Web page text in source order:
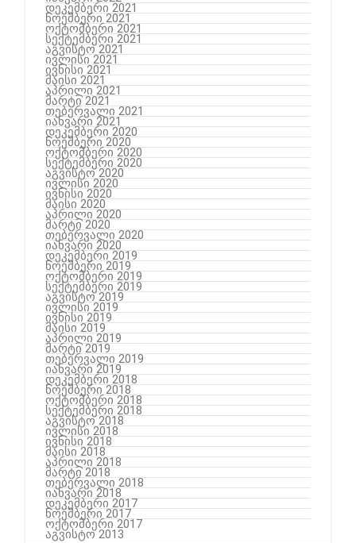
დეკემბერი 2021
ნოემბერი 2021
ოქტომბერი 2021
სექტემბერი 2021
აგვისტო 2021
ივლისი 2021
ივნისი 2021
მაისი 2021
აპრილი 2021
მარტი 2021
თებერვალი 2021
იანვარი 2021
დეკემბერი 2020
ნოემბერი 2020
ოქტომბერი 2020
სექტემბერი 2020
აგვისტო 2020
ივლისი 2020
ივნისი 2020
მაისი 2020
აპრილი 2020
მარტი 2020
თებერვალი 2020
იანვარი 2020
დეკემბერი 2019
ნოემბერი 2019
ოქტომბერი 2019
სექტემბერი 2019
აგვისტო 2019
ივლისი 2019
ივნისი 2019
მაისი 2019
აპრილი 2019
მარტი 2019
თებერვალი 2019
იანვარი 2019
დეკემბერი 2018
ნოემბერი 2018
ოქტომბერი 2018
სექტემბერი 2018
აგვისტო 2018
ივლისი 2018
ივნისი 2018
მაისი 2018
აპრილი 2018
მარტი 2018
თებერვალი 2018
იანვარი 2018
დეკემბერი 2017
ნოემბერი 2017
ოქტომბერი 2017
აგვისტო 2013